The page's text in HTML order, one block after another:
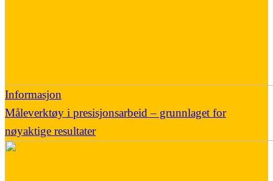
Informasjon
Måleverktøy i presisjonsarbeid – grunnlaget for
nøyaktige resultater